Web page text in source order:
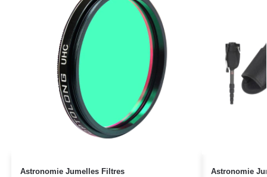
Astronomie Jumelles Filtres Astronomie